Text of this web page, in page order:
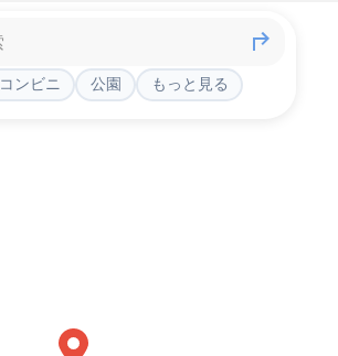
コンビニ 公園 もっと見る